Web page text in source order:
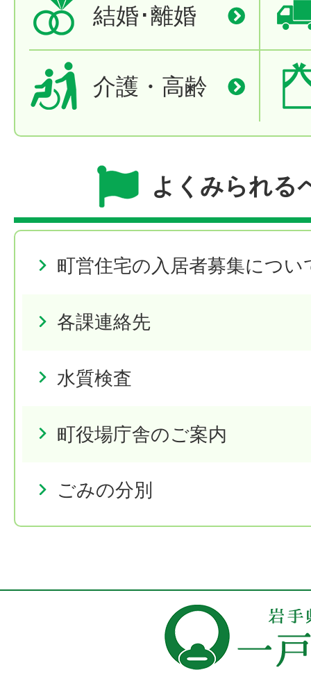
結婚･離婚
介護・高齢
よくみられる
町営住宅の入居者募集につい
各課連絡先
水質検査
町役場庁舎のご案内
ごみの分別